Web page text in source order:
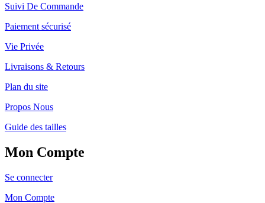
Suivi De Commande
Paiement sécurisé
Vie Privée
Livraisons & Retours
Plan du site
Propos Nous
Guide des tailles
Mon Compte
Se connecter
Mon Compte